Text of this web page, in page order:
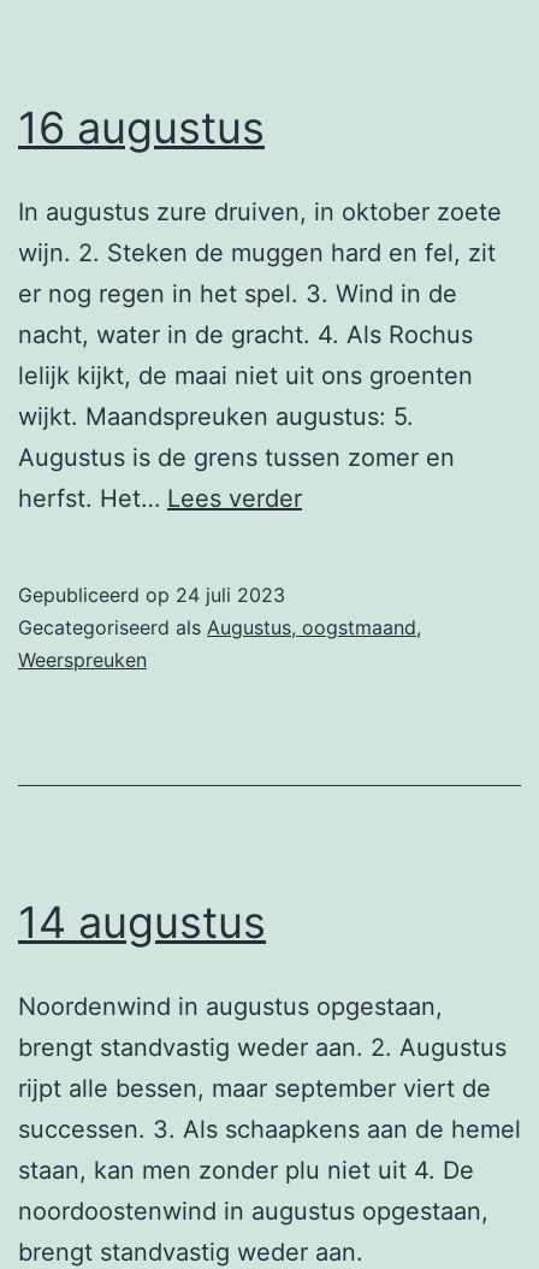
16 augustus
In augustus zure druiven, in oktober zoete
wijn. 2. Steken de muggen hard en fel, zit
er nog regen in het spel. 3. Wind in de
nacht, water in de gracht. 4. Als Rochus
lelijk kijkt, de maai niet uit ons groenten
wijkt. Maandspreuken augustus: 5.
Augustus is de grens tussen zomer en
herfst. Het… Lees verder16
Gepubliceerd op 24 juli 2023
Gecategoriseerd als Augustus, oogstmaand,
Weerspreuken
14 augustus
Noordenwind in augustus opgestaan,
brengt standvastig weder aan. 2. Augustus
rijpt alle bessen, maar september viert de
successen. 3. Als schaapkens aan de hemel
staan, kan men zonder plu niet uit 4. De
noordoostenwind in augustus opgestaan,
brengt standvastig weder aan.